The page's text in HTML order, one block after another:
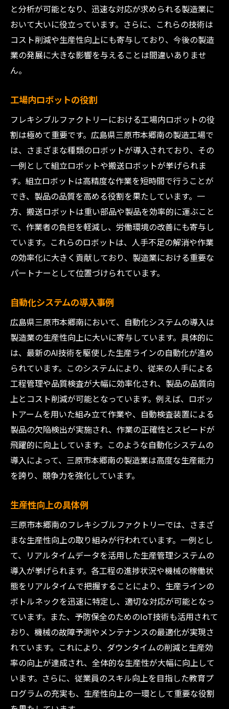
と分析が可能となり、迅速な対応が求められる製造業に
おいて大いに役立っています。さらに、これらの技術は
コスト削減や生産性向上にも寄与しており、今後の製造
業の発展に大きな影響を与えることは間違いありませ
ん。
工場内ロボットの役割
フレキシブルファクトリーにおける工場内ロボットの役
割は極めて重要です。広島県三原市本郷南の製造工場で
は、さまざまな種類のロボットが導入されており、その
一例として組立ロボットや搬送ロボットが挙げられま
す。組立ロボットは高精度な作業を短時間で行うことが
でき、製品の品質を高める役割を果たしています。一
方、搬送ロボットは重い部品や製品を効率的に運ぶこと
で、作業者の負担を軽減し、労働環境の改善にも寄与し
ています。これらのロボットは、人手不足の解消や作業
の効率化に大きく貢献しており、製造業における重要な
パートナーとして位置づけられています。
自動化システムの導入事例
広島県三原市本郷南において、自動化システムの導入は
製造業の生産性向上に大いに寄与しています。具体的に
は、最新のAI技術を駆使した生産ラインの自動化が進め
られています。このシステムにより、従来の人手による
工程管理や品質検査が大幅に効率化され、製品の品質向
上とコスト削減が可能となっています。例えば、ロボッ
トアームを用いた組み立て作業や、自動検査装置による
製品の欠陥検出が実施され、作業の正確性とスピードが
飛躍的に向上しています。このような自動化システムの
導入によって、三原市本郷南の製造業は高度な生産能力
を誇り、競争力を強化しています。
生産性向上の具体例
三原市本郷南のフレキシブルファクトリーでは、さまざ
まな生産性向上の取り組みが行われています。一例とし
て、リアルタイムデータを活用した生産管理システムの
導入が挙げられます。各工程の進捗状況や機械の稼働状
態をリアルタイムで把握することにより、生産ラインの
ボトルネックを迅速に特定し、適切な対応が可能となっ
ています。また、予防保全のためのIoT技術も活用されて
おり、機械の故障予測やメンテナンスの最適化が実現さ
れています。これにより、ダウンタイムの削減と生産効
率の向上が達成され、全体的な生産性が大幅に向上して
います。さらに、従業員のスキル向上を目指した教育プ
ログラムの充実も、生産性向上の一環として重要な役割